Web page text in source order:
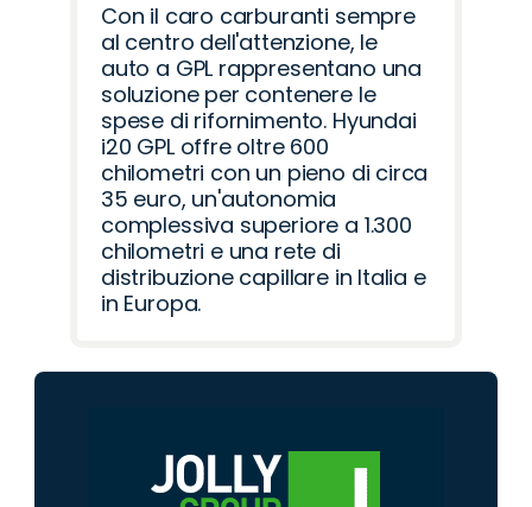
Con il caro carburanti sempre
al centro dell'attenzione, le
auto a GPL rappresentano una
soluzione per contenere le
spese di rifornimento. Hyundai
i20 GPL offre oltre 600
chilometri con un pieno di circa
35 euro, un'autonomia
complessiva superiore a 1.300
chilometri e una rete di
distribuzione capillare in Italia e
in Europa.